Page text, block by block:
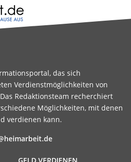
das sich
Verdienstmöglichkeiten von
Redaktionsteam recherchiert
Möglichkeiten, mit denen
verdienen kann.
GELD VERDIENEN